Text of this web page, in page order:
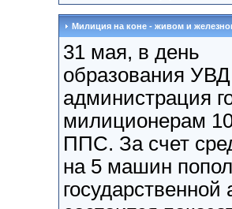
Милиция на коне - живом и
31 мая, в день
образования
администрация
милиционерам
ППС. За счет
на 5 машин